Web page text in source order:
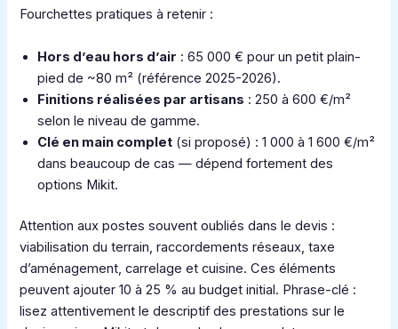
Fourchettes pratiques à retenir :
Hors d’eau hors d’air : 65 000 € pour un petit plain-
pied de ~80 m² (référence 2025-2026).
Finitions réalisées par artisans : 250 à 600 €/m²
selon le niveau de gamme.
Clé en main complet (si proposé) : 1 000 à 1 600 €/m²
dans beaucoup de cas — dépend fortement des
options Mikit.
Attention aux postes souvent oubliés dans le devis :
viabilisation du terrain, raccordements réseaux, taxe
d’aménagement, carrelage et cuisine. Ces éléments
peuvent ajouter 10 à 25 % au budget initial. Phrase-clé :
lisez attentivement le descriptif des prestations sur le